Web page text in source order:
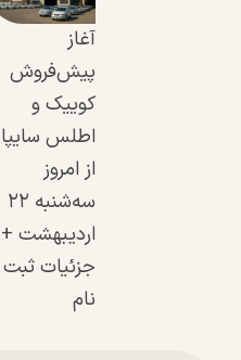
آغاز
پیش‌فروش
کوییک و
اطلس سایپا
از امروز
سه‌شنبه ۲۲
اردیبهشت +
جزئیات ثبت
نام